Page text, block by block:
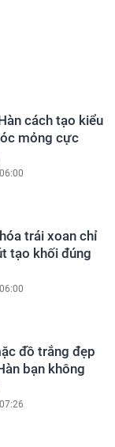
cách tạo kiểu
mỏng cực
trái xoan chỉ
tạo khối đúng
đồ trắng đẹp
bạn không